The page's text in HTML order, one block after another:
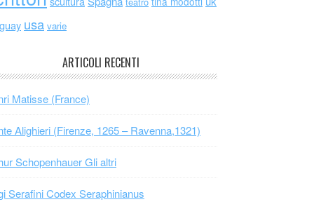
usa varie
ARTICOLI RECENTI
Matisse (France)
Alighieri (Firenze, 1265 – Ravenna,1321)
Schopenhauer Gli altri
Serafini Codex Seraphinianus